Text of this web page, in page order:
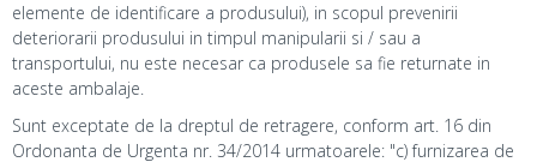
elemente de identificare a produsului), in scopul prevenirii
deteriorarii produsului in timpul manipularii si / sau a
transportului, nu este necesar ca produsele sa fie returnate in
aceste ambalaje.
Sunt exceptate de la dreptul de retragere, conform art. 16 din
Ordonanta de Urgenta nr. 34/2014 urmatoarele: "c) furnizarea de